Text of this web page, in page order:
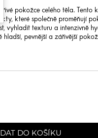
pokožce celého těla. Tento
které společně proměňují
vyhladit texturu a intenzivně
hladší, pevnější a zářivější
DO KOŠÍKU